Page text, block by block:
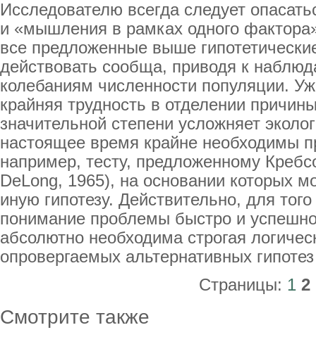
Исследователю всегда следует
и «мышления в рамках одного
все предложенные выше
действовать сообща, приводя к
колебаниям численности популяции.
крайняя трудность в отделении
значительной степени усложняет
настоящее время крайне необходимы
например, тесту, предложенному
DeLong, 1965), на основании которых
иную гипотезу. Действительно, для
понимание проблемы быстро и
абсолютно необходима строгая
опровергаемых альтернативных
Страницы: 1 2
Смотрите также